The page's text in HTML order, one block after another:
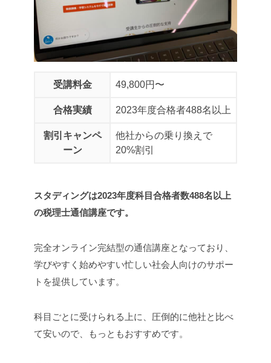
受講料金 49,800円〜
合格実績 2023年度合格者488名以上
割引キャンペ
ーン
他社からの乗り換えで
20%割引
スタディングは2023年度科目合格者数488名以上
の税理士通信講座です。
完全オンライン完結型の通信講座となっており、
学びやすく始めやすい忙しい社会人向けのサポー
トを提供しています。
科目ごとに受けられる上に、圧倒的に他社と比べ
て安いので、もっともおすすめです。